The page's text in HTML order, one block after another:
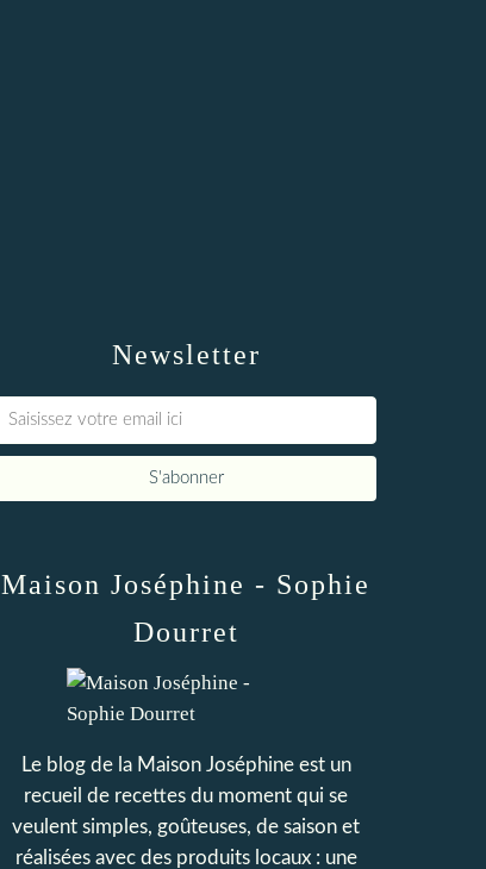
Newsletter
Maison Joséphine - Sophie
Dourret
Le blog de la Maison Joséphine est un
recueil de recettes du moment qui se
veulent simples, goûteuses, de saison et
réalisées avec des produits locaux : une